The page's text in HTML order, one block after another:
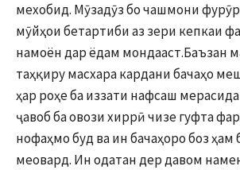
мехобид. Мӯзадӯз бо чашмони
мӯйҳои бетартиби аз зери кепкаи
намоён дар ёдам мондааст.Баъзан
таҳқиру масхара кардани бачаҳо
ҳар роҳе ба иззати нафсаш
ҷавоб ба овози хиррӣ чизе гуфта
нофаҳмо буд ва ин бачаҳоро боз ҳам
меовард. Ин одатан дер давом